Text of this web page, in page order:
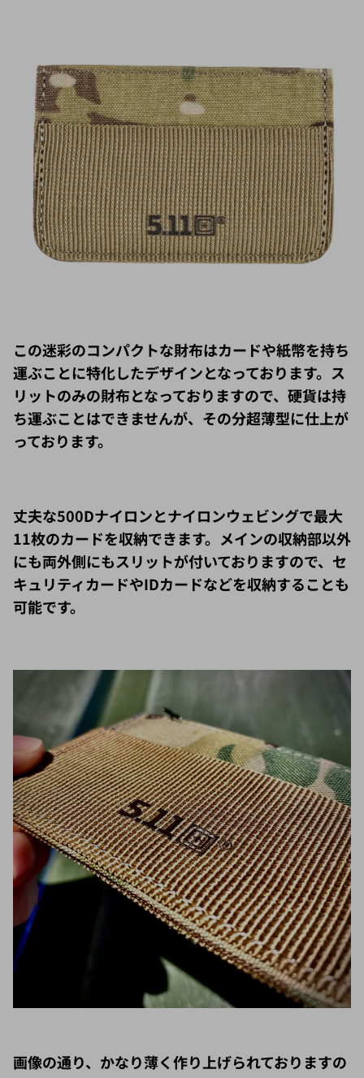
運ぶことに特化したデザインとなっております。ス
リットのみの財布となっておりますので、硬貨は持
ち運ぶことはできませんが、その分超薄型に仕上が
っております。
11枚のカードを収納できます。メインの収納部以外
にも両外側にもスリットが付いておりますので、セ
キュリティカードやIDカードなどを収納することも
可能です。
で、パンツポケットや胸ポケットに入れていても膨